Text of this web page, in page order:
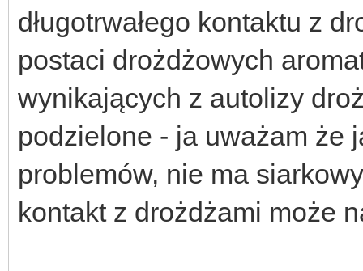
długotrwałego kontaktu z
postaci drożdżowych
wynikających z autolizy
podzielone - ja uważam że
problemów, nie ma
kontakt z drożdżami może